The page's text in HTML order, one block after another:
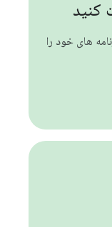
کنید
های خود را